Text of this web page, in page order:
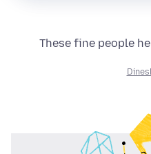
These fine people